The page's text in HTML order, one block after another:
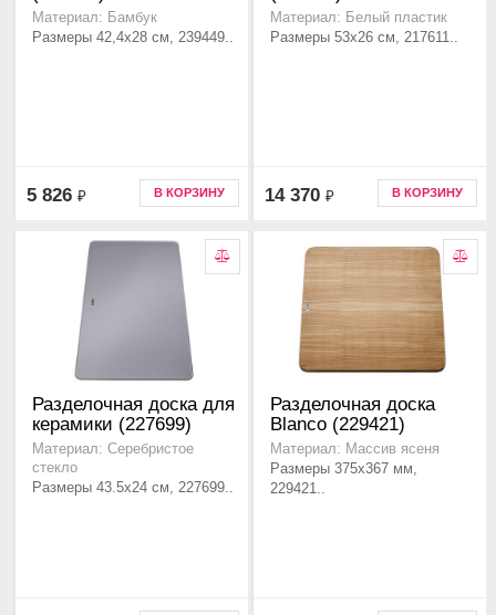
Материал: Бамбук
Размеры 42,4x28 см, 239449..
5 826 ₽ В КОРЗИНУ
Материал: Белый пластик
Размеры 53x26 см, 217611..
14 370 ₽ В КОРЗИНУ
Разделочная доска для
керамики (227699)
Материал: Серебристое
стекло
Размеры 43.5x24 см, 227699..
Разделочная доска
Blanco (229421)
Материал: Массив ясеня
Размеры 375x367 мм,
229421..